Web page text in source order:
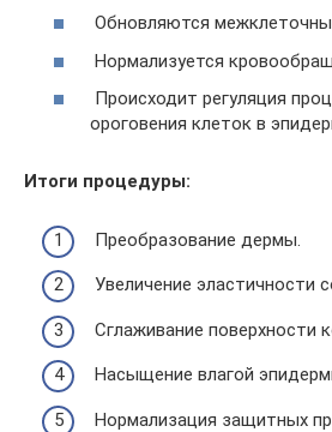
Обновляются
Нормализуется
Происходит регуляция
ороговения клеток в
Итоги процедуры:
Преобразование дермы.
Увеличение эластичности
Сглаживание поверхности
Насыщение влагой
Нормализация защитных